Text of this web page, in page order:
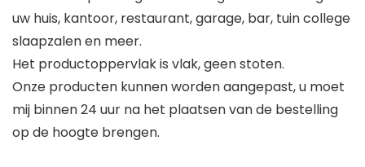
uw huis, kantoor, restaurant, garage, bar, tuin college
slaapzalen en meer.
Het productoppervlak is vlak, geen stoten.
Onze producten kunnen worden aangepast, u moet
mij binnen 24 uur na het plaatsen van de bestelling
op de hoogte brengen.